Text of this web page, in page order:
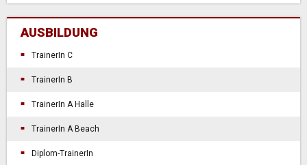
AUSBILDUNG
TrainerIn C
TrainerIn B
TrainerIn A Halle
TrainerIn A Beach
Diplom-TrainerIn